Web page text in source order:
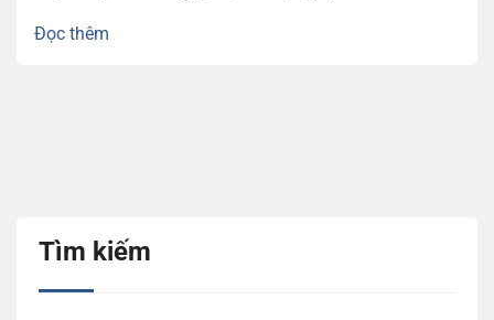
Đọc thêm
Tìm kiếm